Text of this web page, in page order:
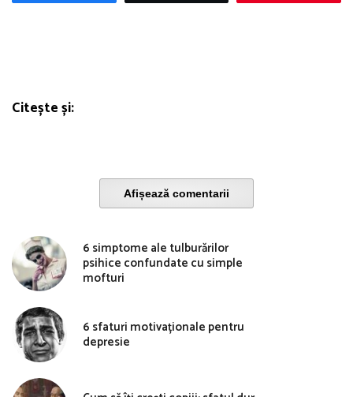
Citește și:
Afișează comentarii
6 simptome ale tulburărilor
psihice confundate cu simple
mofturi
6 sfaturi motivaționale pentru
depresie